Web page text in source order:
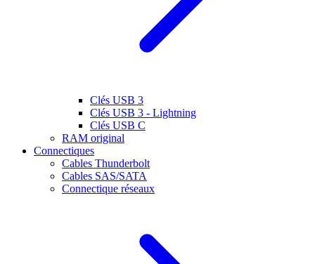
Clés USB 3
Clés USB 3 - Lightning
Clés USB C
RAM original
Connectiques
Cables Thunderbolt
Cables SAS/SATA
Connectique réseaux